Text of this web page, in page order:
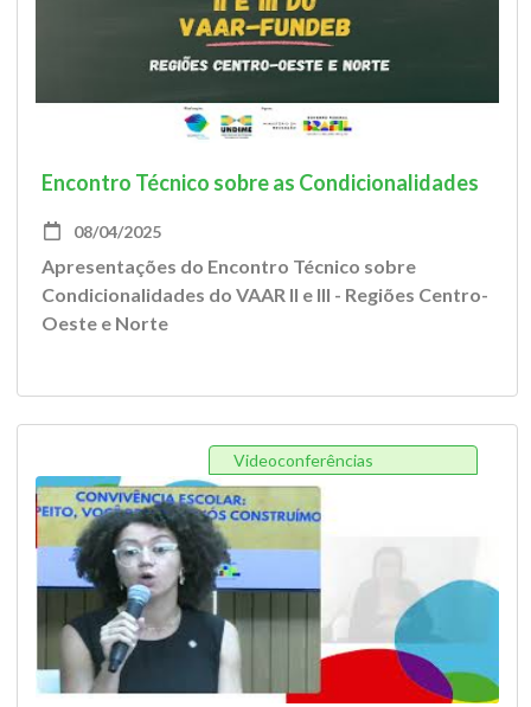
Encontro Técnico sobre as Condicionalidades
08/04/2025
Apresentações do Encontro Técnico sobre
Condicionalidades do VAAR II e III - Regiões Centro-
Oeste e Norte
Videoconferências